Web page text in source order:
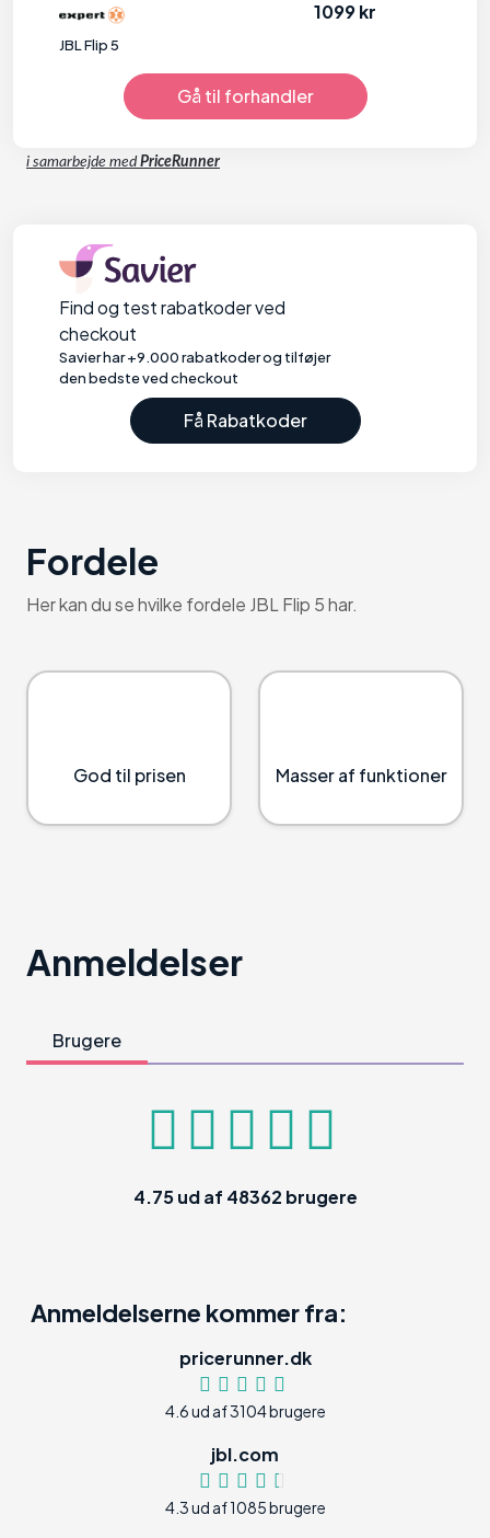
JBL Flip 5
1099 kr
Gå til forhandler
i samarbejde med PriceRunner
Find og test rabatkoder ved
checkout
Savier har +9.000 rabatkoder og tilføjer
den bedste ved checkout
Få Rabatkoder
Fordele
Her kan du se hvilke fordele JBL Flip 5 har.
God til prisen Masser af funktioner
Anmeldelser
Brugere
4.75ud af 48362 brugere
Anmeldelserne kommer fra:
pricerunner.dk
4.6 ud af 3104 brugere
jbl.com
4.3 ud af 1085 brugere